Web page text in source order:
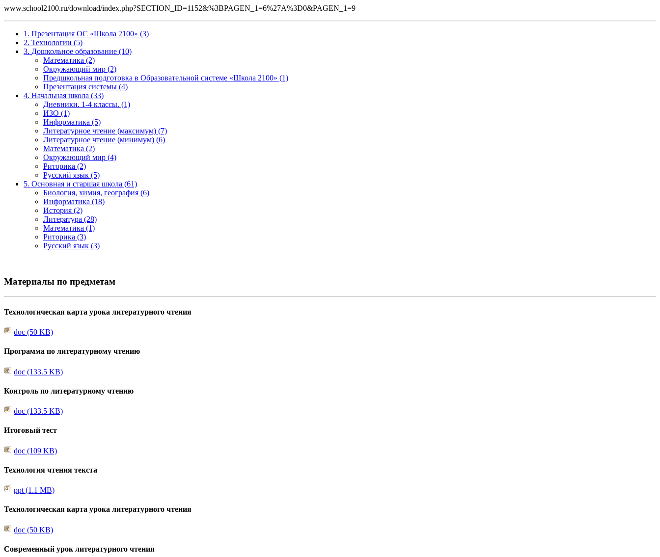
www.school2100.ru/download/index.php?SECTION_ID=1152&%3BPAGEN_1=6%27A%3D0&PAGEN_1=9
1. Презентация ОС «Школа 2100» (3)
2. Технологии (5)
3. Дошкольное образование (10)
Математика (2)
Окружающий мир (2)
Предшкольная подготовка в Образовательной системе «Школа 2100» (1)
Презентация системы (4)
4. Начальная школа (33)
Дневники. 1-4 классы. (1)
ИЗО (1)
Информатика (5)
Литературное чтение (максимум) (7)
Литературное чтение (минимум) (6)
Математика (2)
Окружающий мир (4)
Риторика (2)
Русский язык (5)
5. Основная и старшая школа (61)
Биология, химия, география (6)
Информатика (18)
История (2)
Литература (28)
Математика (1)
Риторика (3)
Русский язык (3)
Материалы по предметам
Технологическая карта урока литературного чтения
doc (50 KB)
Программа по литературному чтению
doc (133.5 KB)
Контроль по литературному чтению
doc (133.5 KB)
Итоговый тест
doc (109 KB)
Технология чтения текста
ppt (1.1 MB)
Технологическая карта урока литературного чтения
doc (50 KB)
Современный урок литературного чтения